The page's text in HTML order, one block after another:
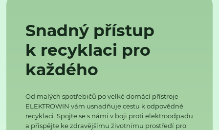
Snadný přístup
k recyklaci pro
každého
Od malých spotřebičů po velké domácí přístroje –
ELEKTROWIN vám usnadňuje cestu k odpovědné
recyklaci. Spojte se s námi v boji proti elektroodpadu
a přispějte ke zdravějšímu životnímu prostředí pro